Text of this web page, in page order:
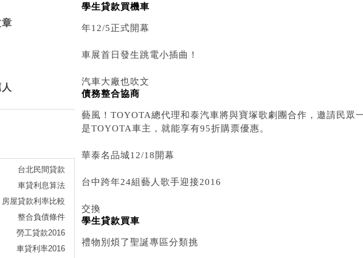
學生貸款買機車
年12/5正式開幕
車展首日發生跳電小插曲！
汽車大廠也吹文
債務整合協商
藝風！TOYOTA總代理和泰汽車將與寶塚歌劇團合作，邀請民眾
是TOYOTA車主，就能享有95折購票優惠。
華泰名品城12/18開幕
台中跨年24組藝人歌手迎接2016
交換
學生貸款買車
禮物別煩了聖誕專區分類挑
台北民間貸款
車貸利息算法
房屋貸款利率比較
整合負債條件
勞工貸款2016
車貸利率2016